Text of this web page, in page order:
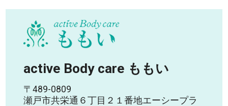
active Body care ももい
〒489-0809
瀬戸市共栄通６丁目２１番地エーシープラ